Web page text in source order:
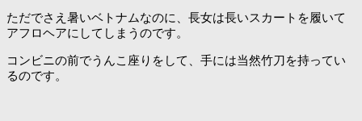
ただでさえ暑いベトナムなのに、長女は長いスカートを履いて
アフロヘアにしてしまうのです。
コンビニの前でうんこ座りをして、手には当然竹刀を持ってい
るのです。